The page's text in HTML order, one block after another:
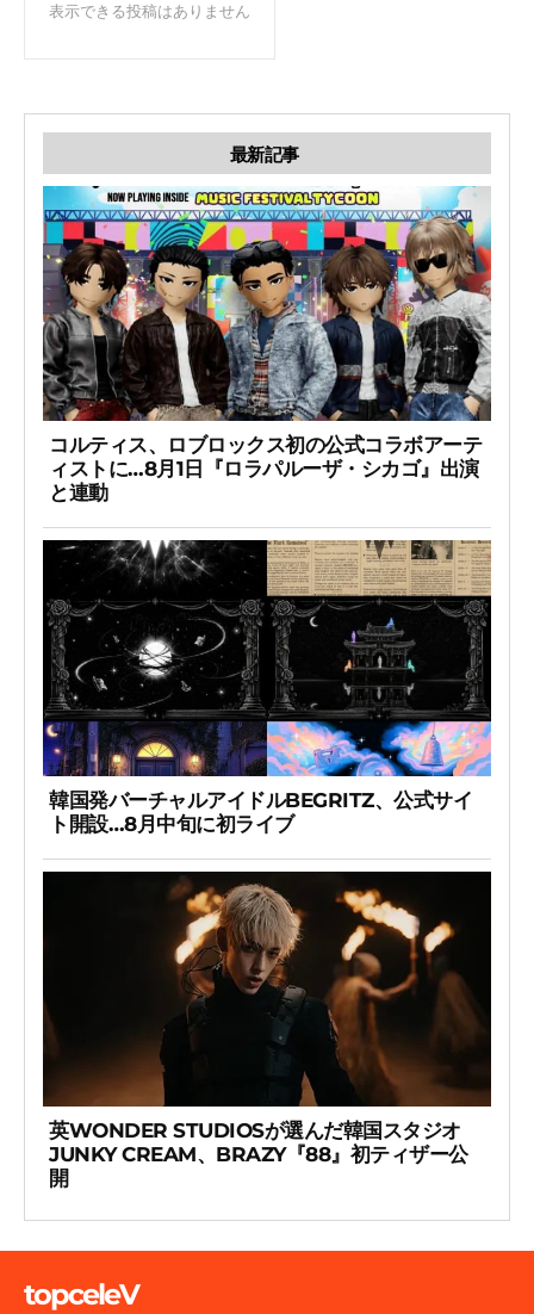
表示できる投稿はありません
最新記事
コルティス、ロブロックス初の公式コラボアーテ
ィストに…8月1日『ロラパルーザ・シカゴ』出演
と連動
韓国発バーチャルアイドルBEGRITZ、公式サイ
ト開設…8月中旬に初ライブ
英WONDER STUDIOSが選んだ韓国スタジオ
JUNKY CREAM、BRAZY『88』初ティザー公
開
topceleV